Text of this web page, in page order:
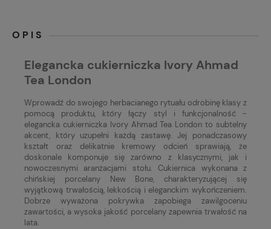
OPIS
Elegancka cukierniczka Ivory Ahmad
Tea London
Wprowadź do swojego herbacianego rytuału odrobinę klasy z
pomocą produktu, który łączy styl i funkcjonalność -
elegancka cukierniczka Ivory Ahmad Tea London to subtelny
akcent, który uzupełni każdą zastawę. Jej ponadczasowy
kształt oraz delikatnie kremowy odcień sprawiają, że
doskonale komponuje się zarówno z klasycznymi, jak i
nowoczesnymi aranżacjami stołu. Cukiernica wykonana z
chińskiej porcelany New Bone, charakteryzującej się
wyjątkową trwałością, lekkością i eleganckim wykończeniem.
Dobrze wyważona pokrywka zapobiega zawilgoceniu
zawartości, a wysoka jakość porcelany zapewnia trwałość na
lata.